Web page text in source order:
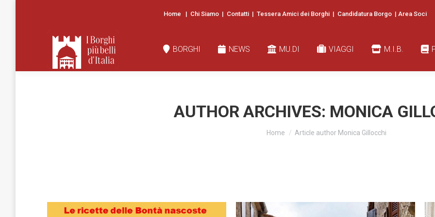
Home | Chi Siamo | Contatti | Tessera Amici dei Borghi | Candidatura Borgo | Area Soci
BORGHI NEWS MU.DI VIAGGI M.I.B.
AUTHOR ARCHIVES: MONICA
You are here:
Home Article author Monica Gillocchi
BORGHI NEWS MU.DI VIAGGI M.I.B.